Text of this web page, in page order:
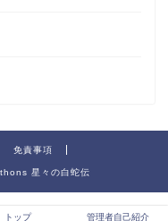
免責事項
星々の白蛇伝
トップ 管理者自己紹介